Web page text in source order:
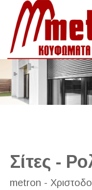
Σίτες -
metron -